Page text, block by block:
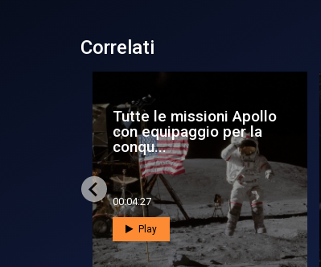
Correlati
Pulsar - Segnali di fumo
da Marte
00:05:35
Play